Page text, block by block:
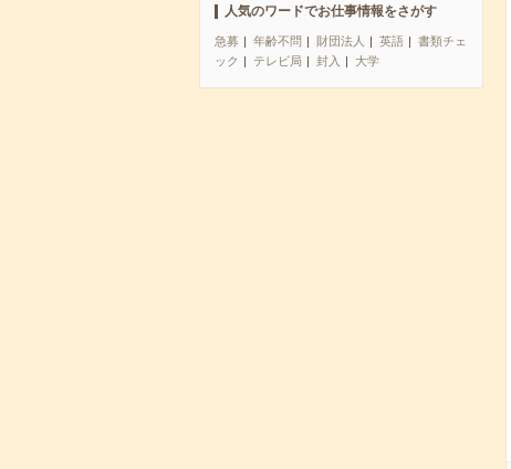
人気のワードでお仕事情報をさがす
急募 年齢不問 財団法人 英語
書類チェ
ック
テレビ局 封入 大学